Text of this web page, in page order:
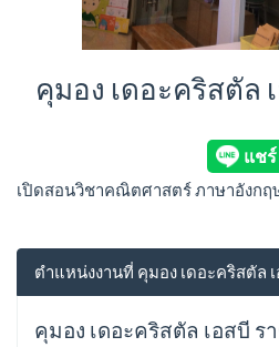
คุมอง เดอะคริสตัล
เปิดสอนวิชาคณิตศาสตร์ ภาษาอังกฤ
ตำแหน่งงานที่ คุมอง เดอะคริสตัล
คุมอง เดอะคริสตัล เอสบี